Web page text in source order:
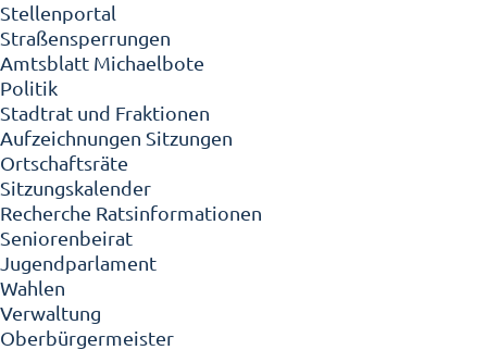
Stellenportal
Straßensperrungen
Amtsblatt Michaelbote
Politik
Stadtrat und Fraktionen
Aufzeichnungen Sitzungen
Ortschaftsräte
Sitzungskalender
Recherche Ratsinformationen
Seniorenbeirat
Jugendparlament
Wahlen
Verwaltung
Oberbürgermeister